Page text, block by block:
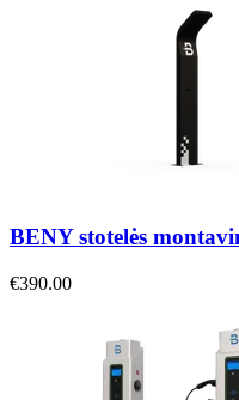
BENY stotelės
€390.00